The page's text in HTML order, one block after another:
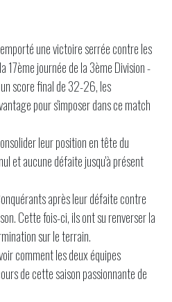
une victoire serrée contre les
17ème journée de la 3ème Division -
score final de 32-26, les
pour s'imposer dans ce match
leur position en tête du
et aucune défaite jusqu'à présent
après leur défaite contre
Cette fois-ci, ils ont su renverser la
sur le terrain.
comment les deux équipes
de cette saison passionnante de